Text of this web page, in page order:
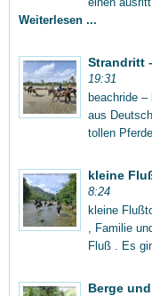
Weiterlesen ...
Strandritt
19:31
beachride
aus
tollen
kleine
8:24
kleine
, Familie
Fluß . Es
Berge